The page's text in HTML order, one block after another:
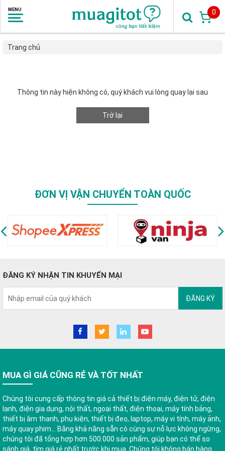
0
Trang chủ
Thông tin này hiện không có, quý khách vui lòng quay lại sau
Trở lại
ĐƠN VỊ VẬN CHUYỂN TOÀN QUỐC
ĐĂNG KÝ NHẬN TIN KHUYẾN MẠI
ĐĂNG KÝ
MUA GÌ GIÁ CŨNG RẺ VÀ TỐT NHẤT
Chúng tôi cung cấp thông tin giá cả thiết bị điện máy, điện tử, điện
lạnh, điện gia dụng, nội thất, ngoại thất, điện thoại, máy tính bảng,
thiết bị âm thanh, phụ kiện, thiết bị đeo, laptop, máy vi tính, máy ảnh,
máy quay phim... Bằng khả năng sẵn có cùng sự nỗ lực không ngừng,
chúng tôi đã tổng hợp hơn 500.000 sản phẩm, giúp bạn có thể so
sánh giá, tìm giá rẻ nhất trước khi mua. Chúng tôi không bán hàng.